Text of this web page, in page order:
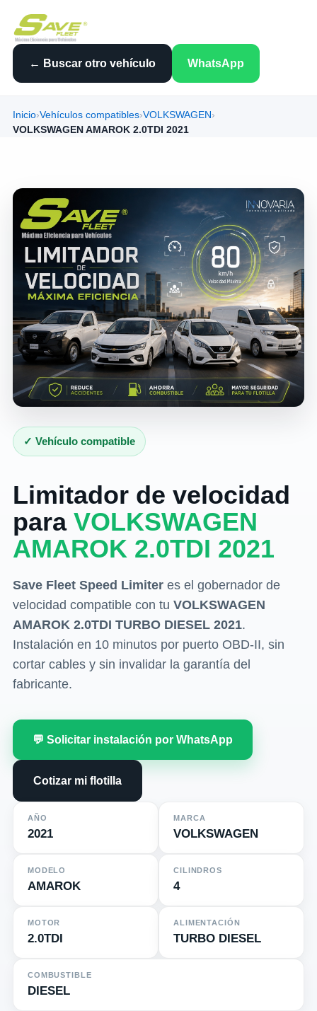
← Buscar otro vehículo WhatsApp
Inicio›Vehículos compatibles›VOLKSWAGEN ›
VOLKSWAGEN AMAROK 2.0TDI 2021
✓ Vehículo compatible
Limitador de velocidad
para VOLKSWAGEN
AMAROK 2.0TDI 2021
Save Fleet Speed Limiteres el gobernador de
velocidad compatible con tu VOLKSWAGEN
AMAROK 2.0TDI TURBO DIESEL 2021.
Instalación en 10 minutos por puerto OBD-II, sin
cortar cables y sin invalidar la garantía del
fabricante.
💬 Solicitar instalación por WhatsApp
Cotizar mi flotilla
AÑO
2021
MARCA
VOLKSWAGEN
MODELO
AMAROK
CILINDROS
4
MOTOR
2.0TDI
ALIMENTACIÓN
TURBO DIESEL
COMBUSTIBLE
DIESEL